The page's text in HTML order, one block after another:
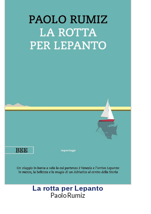
La rotta per Lepanto
Paolo Rumiz